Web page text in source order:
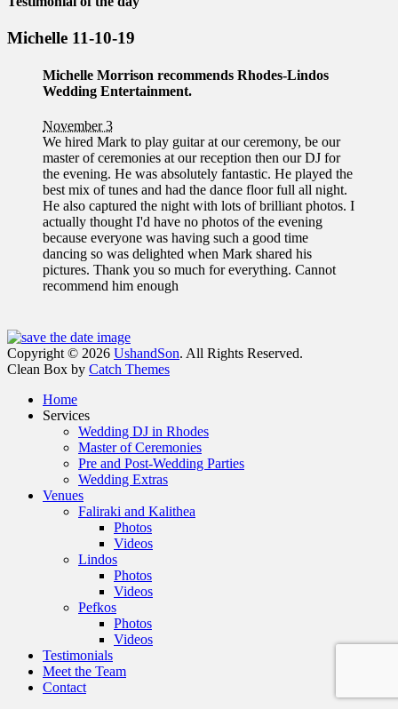
Michelle 11-10-19
Michelle Morrison recommends Rhodes-Lindos
Wedding Entertainment.
November 3
We hired Mark to play guitar at our ceremony, be our
master of ceremonies at our reception then our DJ for
the evening. He was absolutely fantastic. He played the
best mix of tunes and had the dance floor full all night.
He also captured the night with lots of brilliant photos. I
actually thought I'd have no photos of the evening
because everyone was having such a good time
dancing so was delighted when Mark shared his
pictures. Thank you so much for everything. Cannot
recommend him enough
Facebook
Email
Instagram
Phone
Copyright © 2026 UshandSon. All Rights Reserved.
Clean Box by Catch Themes
Home
Services
Wedding DJ in Rhodes
Master of Ceremonies
Pre and Post-Wedding Parties
Wedding Extras
Venues
Faliraki and Kalithea
Photos
Videos
Lindos
Photos
Videos
Pefkos
Photos
Videos
Testimonials
Meet the Team
Contact